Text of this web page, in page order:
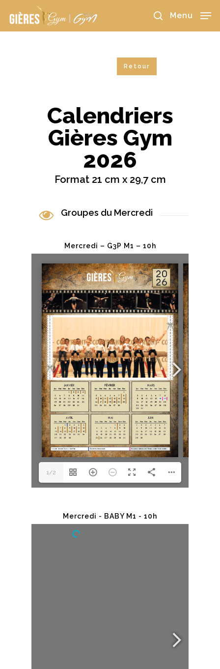
main
content
search
Menu
Retour
Calendriers
Gières Gym
2026
Format 21 cm x 29,7 cm
Groupes du Mercredi
Mercredi – G3P M1 – 10h
1/2
Mercredi - BABY M1 - 10h